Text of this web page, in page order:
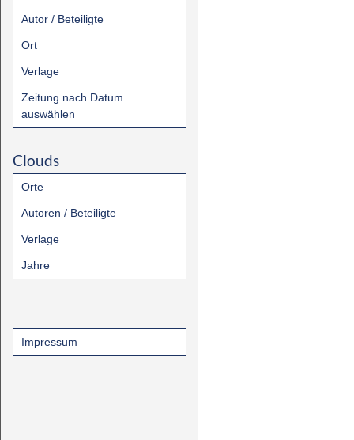
Autor / Beteiligte
Ort
Verlage
Zeitung nach Datum
auswählen
Clouds
Orte
Autoren / Beteiligte
Verlage
Jahre
Impressum